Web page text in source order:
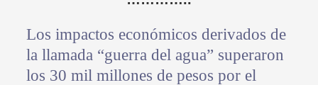
Los impactos económicos derivados de
la llamada “guerra del agua” superaron
los 30 mil millones de pesos por el